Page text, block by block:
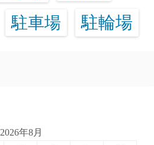
駐車場 駐輪場
2026年8月